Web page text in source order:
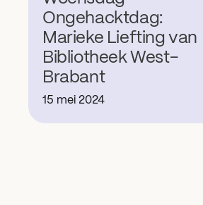
Ongehacktdag:
Marieke Liefting van
Bibliotheek West-
Brabant
15 mei 2024